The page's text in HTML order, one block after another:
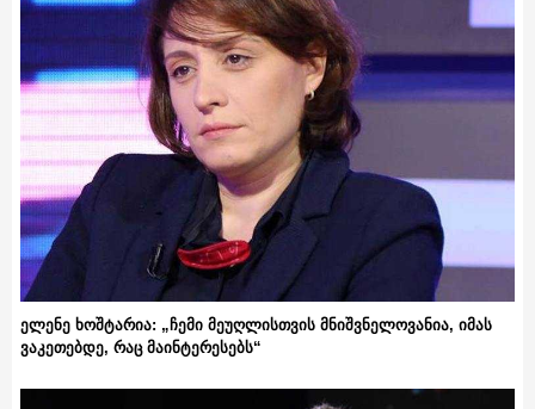
ელენე ხოშტარია: „ჩემი მეუღლისთვის მნიშვნელოვანია, იმას
ვაკეთებდე, რაც მაინტერესებს“